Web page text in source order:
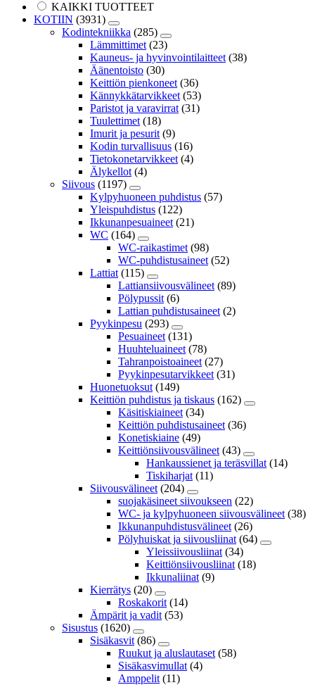
KAIKKI TUOTTEET
KOTIIN (3931)
Kodintekniikka (285)
Lämmittimet (23)
Kauneus- ja hyvinvointilaitteet (38)
Äänentoisto (30)
Keittiön pienkoneet (36)
Kännykkätarvikkeet (53)
Paristot ja varavirrat (31)
Tuulettimet (18)
Imurit ja pesurit (9)
Kodin turvallisuus (16)
Tietokonetarvikkeet (4)
Älykellot (4)
Siivous (1197)
Kylpyhuoneen puhdistus (57)
Yleispuhdistus (122)
Ikkunanpesuaineet (21)
WC (164)
WC-raikastimet (98)
WC-puhdistusaineet (52)
Lattiat (115)
Lattiansiivousvälineet (89)
Pölypussit (6)
Lattian puhdistusaineet (2)
Pyykinpesu (293)
Pesuaineet (131)
Huuhteluaineet (78)
Tahranpoistoaineet (27)
Pyykinpesutarvikkeet (31)
Huonetuoksut (149)
Keittiön puhdistus ja tiskaus (162)
Käsitiskiaineet (34)
Keittiön puhdistusaineet (36)
Konetiskiaine (49)
Keittiönsiivousvälineet (43)
Hankaussienet ja teräsvillat (14)
Tiskiharjat (11)
Siivousvälineet (204)
suojakäsineet siivoukseen (22)
WC- ja kylpyhuoneen siivousvälineet (38)
Ikkunanpuhdistusvälineet (26)
Pölyhuiskat ja siivousliinat (64)
Yleissiivousliinat (34)
Keittiönsiivousliinat (18)
Ikkunaliinat (9)
Kierrätys (20)
Roskakorit (14)
Ämpärit ja vadit (53)
Sisustus (1620)
Sisäkasvit (86)
Ruukut ja aluslautaset (58)
Sisäkasvimullat (4)
Amppelit (11)